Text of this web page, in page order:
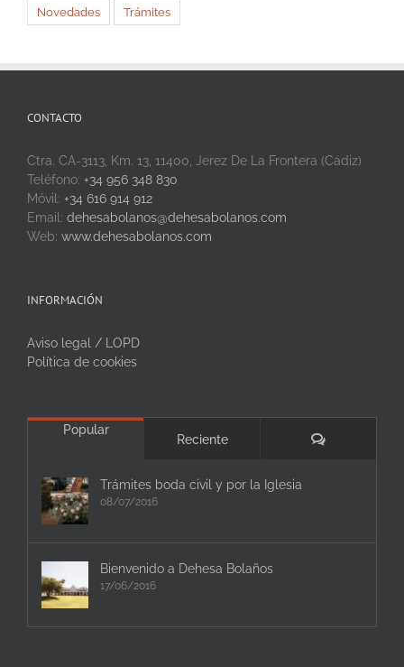
Novedades Trámites
CONTACTO
Ctra. CA-3113, Km. 13, 11400, Jerez De La Frontera (Cádiz)
Teléfono: +34 956 348 830
Móvil: +34 616 914 912
Email: dehesabolanos@dehesabolanos.com
Web: www.dehesabolanos.com
INFORMACIÓN
Aviso legal / LOPD
Política de cookies
Popular
Reciente Comentarios
Trámites boda civil y por la Iglesia
08/07/2016
Bienvenido a Dehesa Bolaños
17/06/2016